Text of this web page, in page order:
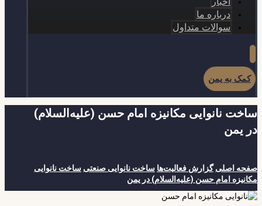
درباره ما
سوالات متداول
کمک به یمن
ساخت نانوایی مکانیزه امام حسن (علیه‌السلام)
در یمن
صفحه اصلی گزارش فعالیت‌ها ساخت نانوایی صنعتی ساخت نانوایی
مکانیزه امام حسن (علیه‌السلام) در یمن